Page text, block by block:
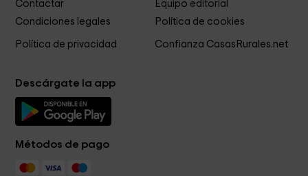
Contactar
Equipo editorial
Condiciones legales
Política de cookies
Política de privacidad Confianza CasasRurales.net
Descárgate la app
Métodos de pago